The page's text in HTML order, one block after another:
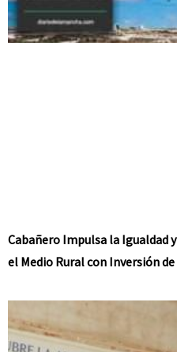
Cabañero Impulsa la Igualdad
el Medio Rural con Inversión de